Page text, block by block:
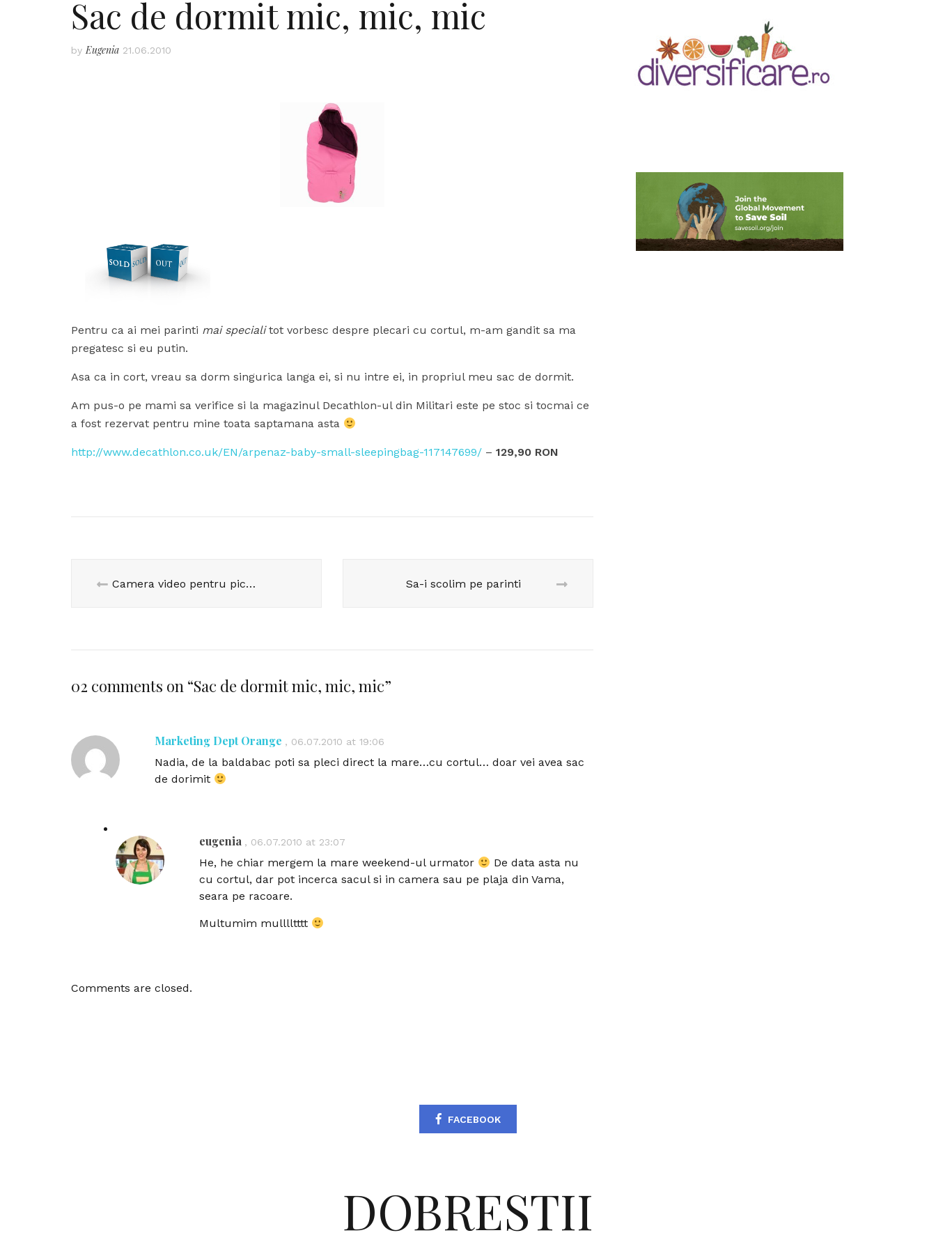
Sac de dormit mic, mic, mic
by Eugenia 21.06.2010
Pentru ca ai mei parinti mai specialitot vorbesc despre plecari cu cortul, m-am gandit sa ma
pregatesc si eu putin.
Asa ca in cort, vreau sa dorm singurica langa ei, si nu intre ei, in propriul meu sac de dormit.
Am pus-o pe mami sa verifice si la magazinul Decathlon-ul din Militari este pe stoc si tocmai ce
a fost rezervat pentru mine toata saptamana asta
http://www.decathlon.co.uk/EN/arpenaz-baby-small-sleepingbag-117147699/ – 129,90 RON
Camera video pentru picanterii Sa-i scolim pe parinti
02 comments on “Sac de dormit mic, mic, mic”
Marketing Dept Orange , 06.07.2010 at 19:06
Nadia, de la baldabac poti sa pleci direct la mare…cu cortul… doar vei avea sac
de dorimit
eugenia , 06.07.2010 at 23:07
He, he chiar mergem la mare weekend-ul urmator
De data asta nu
cu cortul, dar pot incerca sacul si in camera sau pe plaja din Vama,
seara pe racoare.
Multumim mulllltttt
Comments are closed.
FACEBOOK
DOBRESTII